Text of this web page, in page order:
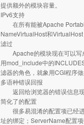
提供额外的模块容量。
IPv6支持
在所有能被Apache
NameVirtualHost和
滤过
Apache的模块现在可以写
用mod_include中的
滤器的角色，就象用CGI程序
多语种错误回报
返回给浏览器的错误信息现
简化了的配置
很多易混淆的配置项已经进
址的绑定；ServerName配置